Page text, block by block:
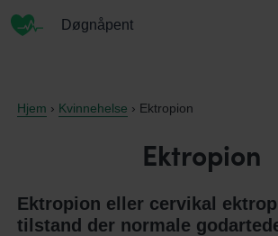
Døgnåpent
INFORMASJON
OM OSS
Hjem › Kvinnehelse › Ektropion
Ektropion
Ektropion eller cervikal
tilstand der normale